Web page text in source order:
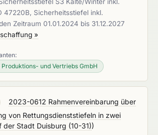
47220B, Sicherheitsstiefel inkl.
Zeitraum 01.01.2024 bis 31.12.2027
»
und Vertriebs GmbH
2023-0612 Rahmenvereinbarung über
von Rettungsdienststiefeln in zwei
der Stadt Duisburg (10-31))